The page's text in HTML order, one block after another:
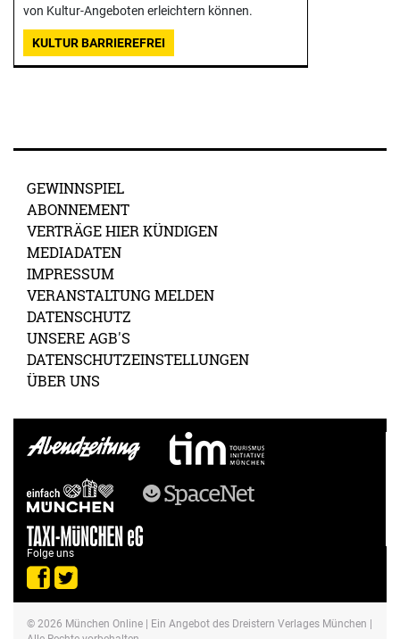
von Kultur-Angeboten erleichtern können.
KULTUR BARRIEREFREI
GEWINNSPIEL
ABONNEMENT
VERTRÄGE HIER KÜNDIGEN
MEDIADATEN
IMPRESSUM
VERANSTALTUNG MELDEN
DATENSCHUTZ
UNSERE AGB'S
DATENSCHUTZEINSTELLUNGEN
ÜBER UNS
Folge uns
© 2026 München Online | Ein Angebot des Dreistern Verlages München |